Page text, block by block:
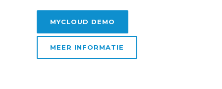
MYCLOUD DEMO
MEER INFORMATIE